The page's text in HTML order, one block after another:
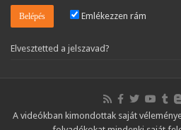
Emlékezzen rám
Elvesztetted a jelszavad?
A videókban kimondottak saját